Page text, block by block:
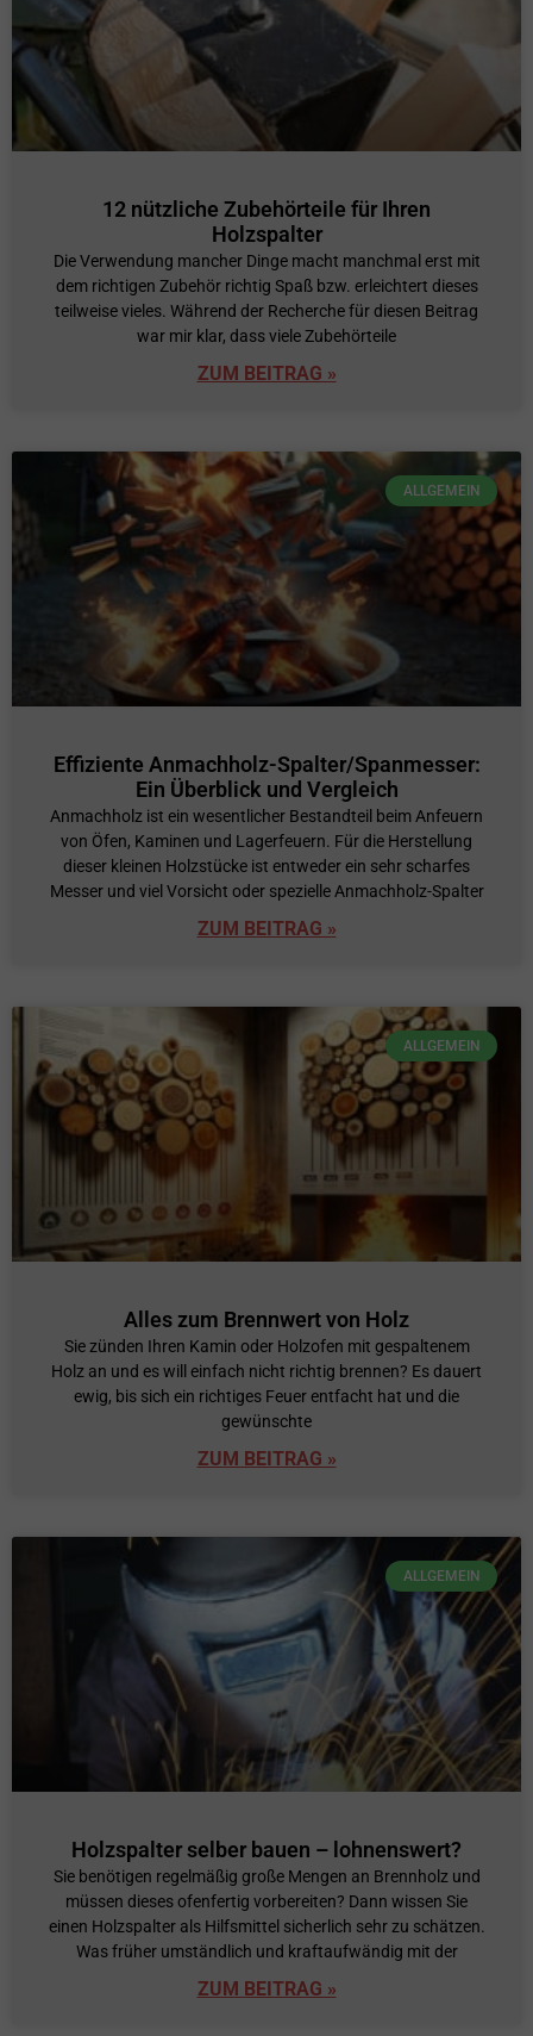
12 nützliche Zubehörteile für Ihren
Holzspalter
Die Verwendung mancher Dinge macht manchmal erst mit
dem richtigen Zubehör richtig Spaß bzw. erleichtert dieses
teilweise vieles. Während der Recherche für diesen Beitrag
war mir klar, dass viele Zubehörteile
ZUM BEITRAG »
ALLGEMEIN
Effiziente Anmachholz-Spalter/Spanmesser:
Ein Überblick und Vergleich
Anmachholz ist ein wesentlicher Bestandteil beim Anfeuern
von Öfen, Kaminen und Lagerfeuern. Für die Herstellung
dieser kleinen Holzstücke ist entweder ein sehr scharfes
Messer und viel Vorsicht oder spezielle Anmachholz-Spalter
ZUM BEITRAG »
ALLGEMEIN
Alles zum Brennwert von Holz
Sie zünden Ihren Kamin oder Holzofen mit gespaltenem
Holz an und es will einfach nicht richtig brennen? Es dauert
ewig, bis sich ein richtiges Feuer entfacht hat und die
gewünschte
ZUM BEITRAG »
ALLGEMEIN
Holzspalter selber bauen – lohnenswert?
Sie benötigen regelmäßig große Mengen an Brennholz und
müssen dieses ofenfertig vorbereiten? Dann wissen Sie
einen Holzspalter als Hilfsmittel sicherlich sehr zu schätzen.
Was früher umständlich und kraftaufwändig mit der
ZUM BEITRAG »